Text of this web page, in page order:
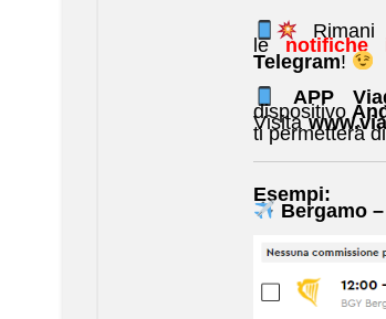
Rimani
lenotifiche
Telegram!
APP
dispositivo
Visita
ti permetterà
Esempi:
Bergamo